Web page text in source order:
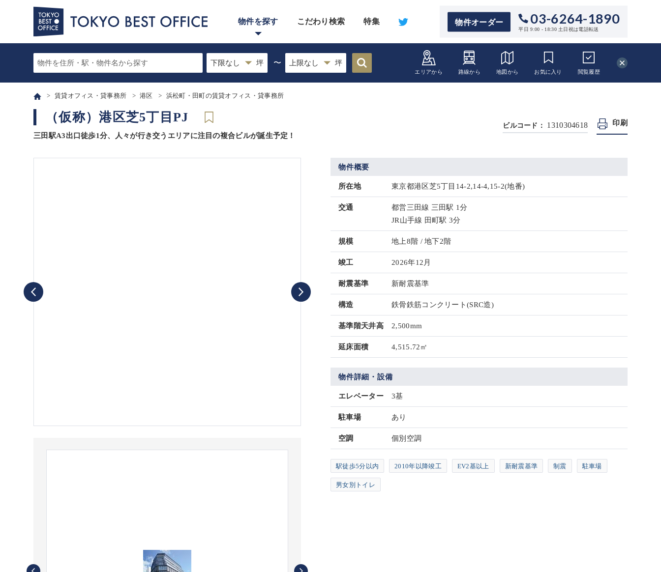
物件オーダー 03-6264-1890
平日 9:00 - 18:30 土日祝は電話転送
物件を探す こだわり検索 特集
エリアから 路線から 地図から お気に入り 閲覧履歴
〜
賃貸オフィス・貸事務所 港区 浜松町・田町の賃貸オフィス・貸事務所
（仮称）港区芝5丁目PJ
三田駅A3出口徒歩1分、人々が行き交うエリアに注目の複合ビルが誕生予定！
ビルコード： 1310304618 印刷
物件概要
所在地 東京都港区芝5丁目14-2,14-4,15-2(地番)
交通
都営三田線 三田駅 1分
JR山手線 田町駅 3分
規模 地上8階 / 地下2階
竣工 2026年12月
耐震基準 新耐震基準
構造 鉄骨鉄筋コンクリート(SRC造)
基準階天井高 2,500mm
延床面積 4,515.72㎡
物件詳細・設備
エレベーター 3基
駐車場 あり
空調 個別空調
駅徒歩5分以内 2010年以降竣工 EV2基以上 新耐震基準 制震 駐車場
男女別トイレ